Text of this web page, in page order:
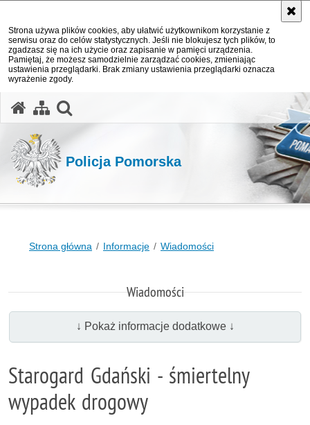
Strona używa plików cookies, aby ułatwić użytkownikom korzystanie z
serwisu oraz do celów statystycznych. Jeśli nie blokujesz tych plików, to
zgadzasz się na ich użycie oraz zapisanie w pamięci urządzenia.
Pamiętaj, że możesz samodzielnie zarządzać cookies, zmieniając
ustawienia przeglądarki. Brak zmiany ustawienia przeglądarki oznacza
wyrażenie zgody.
Policja Pomorska
Strona główna Informacje Wiadomości
Wiadomości
↓ Pokaż informacje dodatkowe ↓
Starogard Gdański - śmiertelny
wypadek drogowy